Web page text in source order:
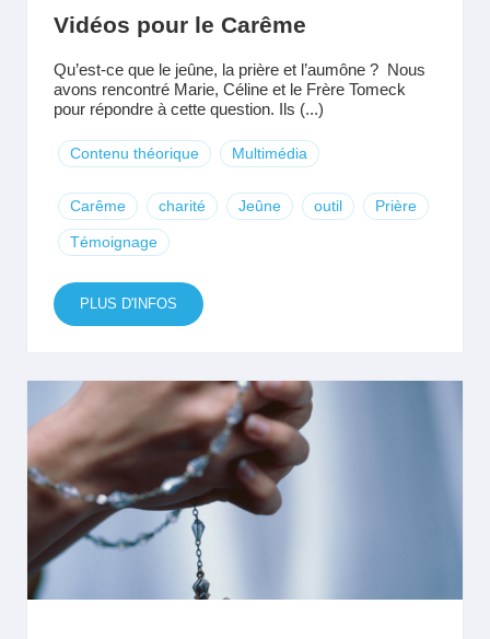
Vidéos pour le Carême
Qu’est-ce que le jeûne, la prière et l’aumône ? Nous
avons rencontré Marie, Céline et le Frère Tomeck
pour répondre à cette question. Ils (...)
Contenu théorique Multimédia
Carême charité Jeûne outil Prière
Témoignage
PLUS D'INFOS